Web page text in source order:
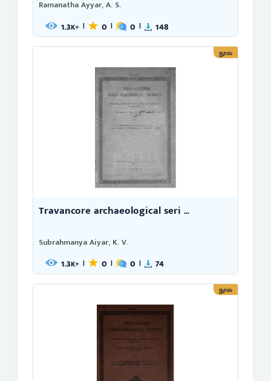
Ramanatha Ayyar, A. S.
1.3K+ | 0 | 0 | 148
நூல்
Travancore archaeological seri ...
Subrahmanya Aiyar, K. V.
1.3K+ | 0 | 0 | 74
நூல்